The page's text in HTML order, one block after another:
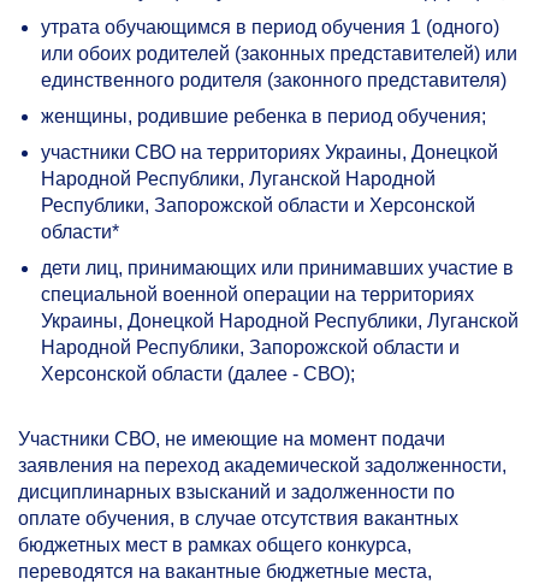
утрата обучающимся в период обучения 1 (одного)
или обоих родителей (законных представителей) или
единственного родителя (законного представителя)
женщины, родившие ребенка в период обучения;
участники СВО на территориях Украины, Донецкой
Народной Республики, Луганской Народной
Республики, Запорожской области и Херсонской
области*
дети лиц, принимающих или принимавших участие в
специальной военной операции на территориях
Украины, Донецкой Народной Республики, Луганской
Народной Республики, Запорожской области и
Херсонской области (далее - СВО);
Участники СВО, не имеющие на момент подачи
заявления на переход академической задолженности,
дисциплинарных взысканий и задолженности по
оплате обучения, в случае отсутствия вакантных
бюджетных мест в рамках общего конкурса,
переводятся на вакантные бюджетные места,